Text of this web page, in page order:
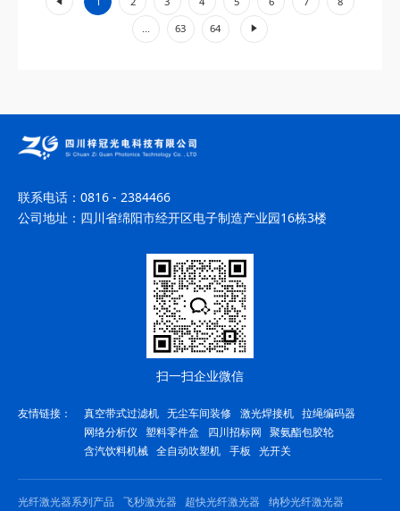
... 63 64
»
联系电话： 0816 - 2384466
公司地址： 四川省绵阳市经开区电子制造产业园16栋3楼
扫一扫企业微信
友情链接： 真空带式过滤机 无尘车间装修 激光焊接机 拉绳编码器
网络分析仪 塑料零件盒 四川招标网
聚氨酯包胶轮
含汽饮料机械 全自动吹塑机 手板 光开关
光纤激光器系列产品 飞秒激光器 超快光纤激光器
纳秒光纤激光器